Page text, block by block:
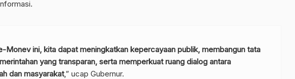
Monev ini, kita dapat meningkatkan kepercayaan publik, membangun tata
yang transparan, serta memperkuat ruang dialog antara
dan masyarakat,” ucap Gubernur.